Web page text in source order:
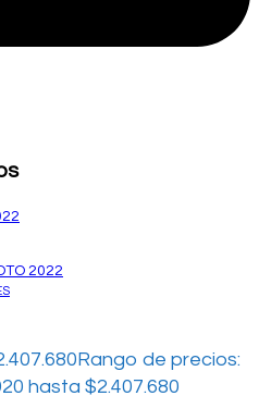
Rango de precios:
hasta $2.407.680